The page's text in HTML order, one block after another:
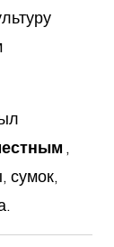
,
сумок,